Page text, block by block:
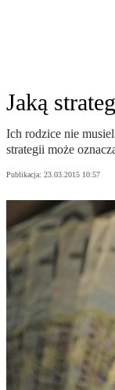
Jaką
Ich rodzice nie
strategii może
Publikacja: 23.03.2015 10:57